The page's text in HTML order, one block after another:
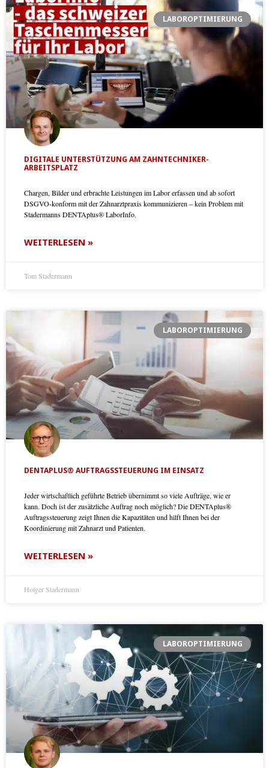
LABOROPTIMIERUNG
DIGITALE UNTERSTÜTZUNG AM ZAHNTECHNIKER-
ARBEITSPLATZ
Chargen, Bilder und erbrachte Leistungen im Labor erfassen und ab sofort
DSGVO-konform mit der Zahnarztpraxis kommunizieren – kein Problem mit
Stadermanns DENTAplus® LaborInfo.
WEITERLESEN »
Tom Stadermann
LABOROPTIMIERUNG
DENTAPLUS® AUFTRAGSSTEUERUNG IM EINSATZ
Jeder wirtschaftlich geführte Betrieb übernimmt so viele Aufträge, wie er
kann. Doch ist der zusätzliche Auftrag noch möglich? Die DENTAplus®
Auftragssteuerung zeigt Ihnen die Kapazitäten und hilft Ihnen bei der
Koordinierung mit Zahnarzt und Patienten.
WEITERLESEN »
Holger Stadermann
LABOROPTIMIERUNG